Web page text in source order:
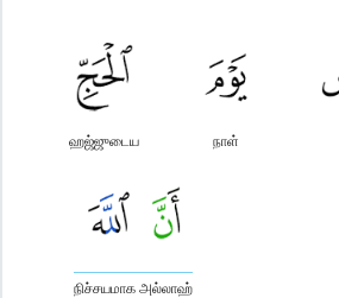
நாள்
ஹஜ்ஜுடைய
நிச்சயமாக அல்லாஹ்